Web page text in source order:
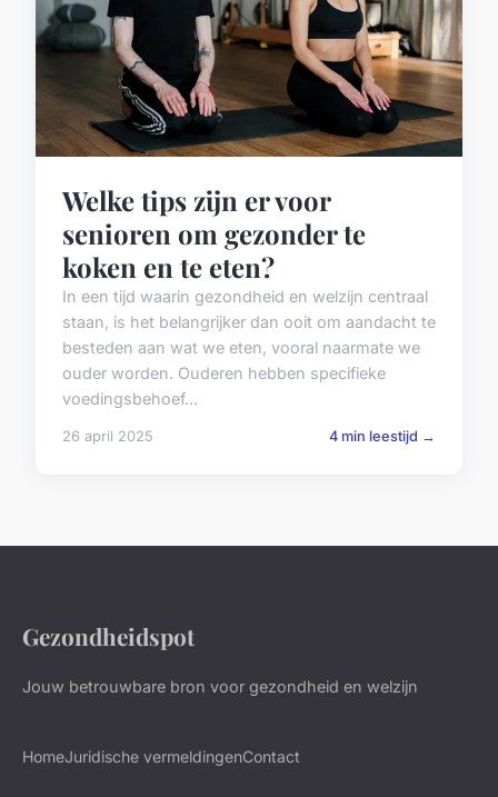
Welke tips zijn er voor
senioren om gezonder te
koken en te eten?
In een tijd waarin gezondheid en welzijn centraal
staan, is het belangrijker dan ooit om aandacht te
besteden aan wat we eten, vooral naarmate we
ouder worden. Ouderen hebben specifieke
voedingsbehoef...
26 april 2025 4 min leestijd →
Gezondheidspot
Jouw betrouwbare bron voor gezondheid en welzijn
HomeJuridische vermeldingenContact